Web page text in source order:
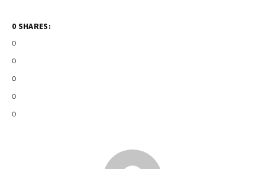
0 SHARES:
0
0
0
0
0